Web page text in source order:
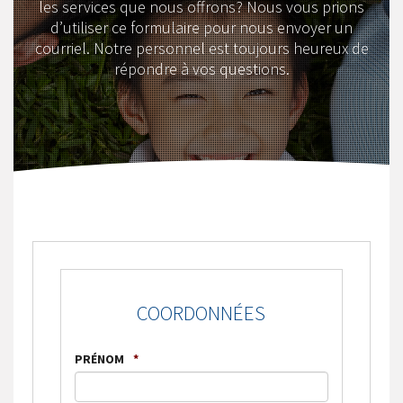
les services que nous offrons? Nous vous prions
d’utiliser ce formulaire pour nous envoyer un
courriel. Notre personnel est toujours heureux de
répondre à vos questions.
COORDONNÉES
PRÉNOM *